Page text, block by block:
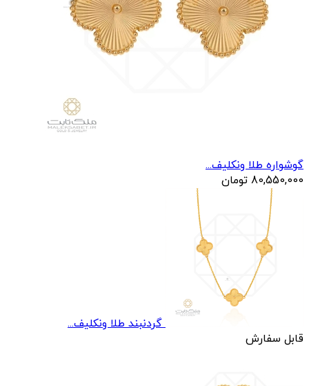
گوشواره طلا ونکلیف...
80,550,000 تومان
گردنبند طلا ونکلیف...
قابل سفارش